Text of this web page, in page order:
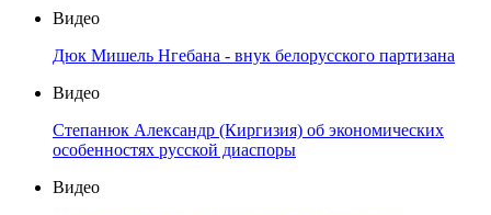
Видео
Дюк Мишель Нгебана - внук белорусского партизана
Видео
Степанюк Александр (Киргизия) об экономических
особенностях русской диаспоры
Видео